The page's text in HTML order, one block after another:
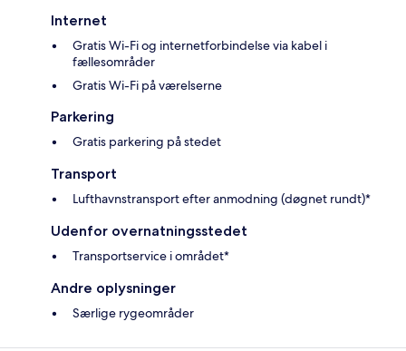
Internet
Gratis Wi-Fi og internetforbindelse via kabel i
fællesområder
Gratis Wi-Fi på værelserne
Parkering
Gratis parkering på stedet
Transport
Lufthavnstransport efter anmodning (døgnet rundt)*
Udenfor overnatningsstedet
Transportservice i området*
Andre oplysninger
Særlige rygeområder